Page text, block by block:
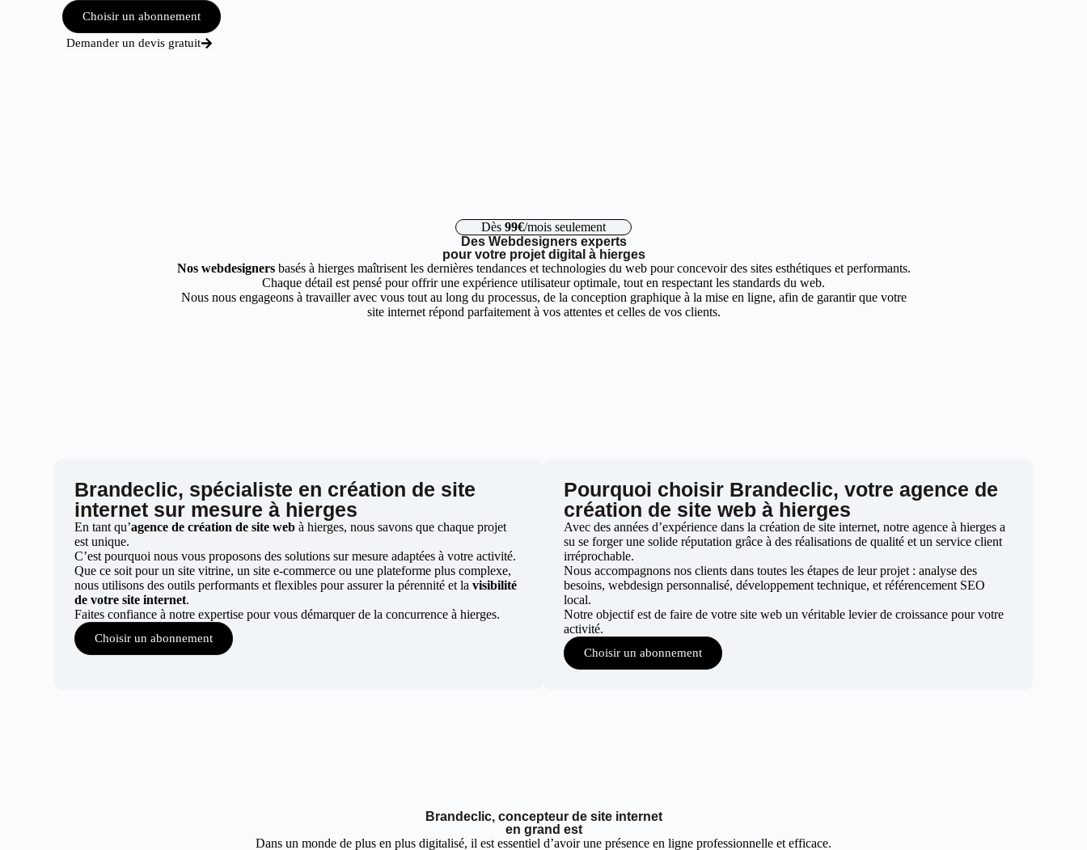
Choisir un abonnement
Demander un devis gratuit
Dès 99€/mois seulement
Des Webdesigners experts
pour votre projet digital à hierges
Nos webdesignersbasés à hierges maîtrisent les dernières tendances et technologies du web pour concevoir des sites esthétiques et performants.
Chaque détail est pensé pour offrir une expérience utilisateur optimale, tout en respectant les standards du web.
Nous nous engageons à travailler avec vous tout au long du processus, de la conception graphique à la mise en ligne, afin de garantir que votre
site internet répond parfaitement à vos attentes et celles de vos clients.
Brandeclic, spécialiste en création de site
internet sur mesure à hierges
En tant qu’agence de création de site web à hierges, nous savons que chaque projet
est unique.
C’est pourquoi nous vous proposons des solutions sur mesure adaptées à votre activité.
Que ce soit pour un site vitrine, un site e-commerce ou une plateforme plus complexe,
nous utilisons des outils performants et flexibles pour assurer la pérennité et lavisibilité
de votre site internet.
Faites confiance à notre expertise pour vous démarquer de la concurrence à hierges.
Choisir un abonnement
Pourquoi choisir Brandeclic, votre agence de
création de site web à hierges
Avec des années d’expérience dans la création de site internet, notre agence à hierges a
su se forger une solide réputation grâce à des réalisations de qualité et un service client
irréprochable.
Nous accompagnons nos clients dans toutes les étapes de leur projet : analyse des
besoins, webdesign personnalisé, développement technique, et référencement SEO
local.
Notre objectif est de faire de votre site web un véritable levier de croissance pour votre
activité.
Choisir un abonnement
Brandeclic, concepteur de site internet
en grand est
Dans un monde de plus en plus digitalisé, il est essentiel d’avoir une présence en ligne professionnelle et efficace.